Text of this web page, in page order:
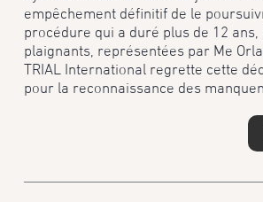
empêchement définitif de le
procédure qui a duré plus de 12
plaignants, représentées par Me
TRIAL International regrette cette
pour la reconnaissance des